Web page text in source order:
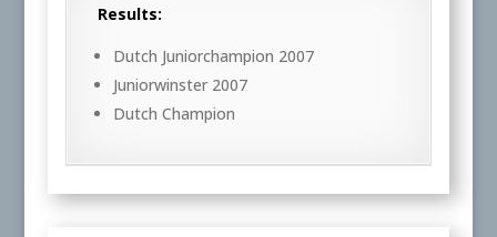
Results:
Dutch Juniorchampion 2007
Juniorwinster 2007
Dutch Champion